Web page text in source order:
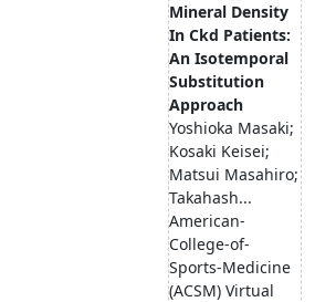
Mineral Density
In Ckd Patients:
An Isotemporal
Substitution
Approach
Yoshioka Masaki;
Kosaki Keisei;
Matsui Masahiro;
Takahash...
American-
College-of-
Sports-Medicine
(ACSM) Virtual